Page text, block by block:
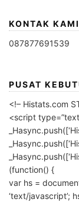
KONTAK KAMI
087877691539
PUSAT
<!– Histats.com
<script
(function() {
var hs =
‘text/javascript’;